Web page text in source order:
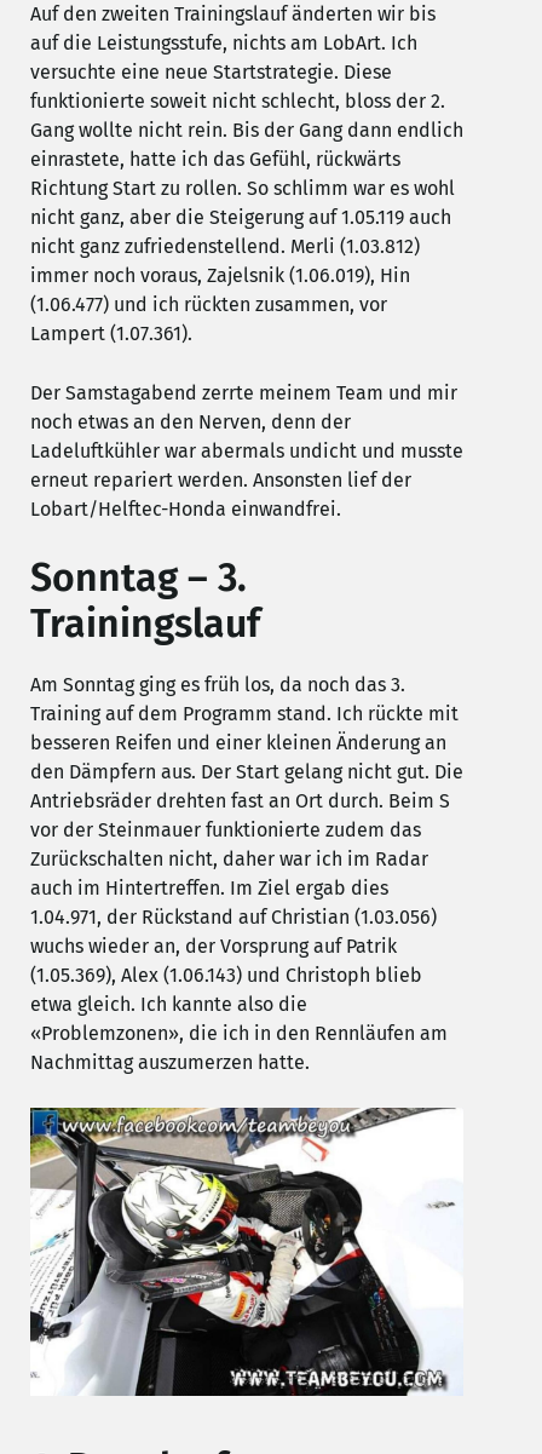
Auf den zweiten Trainingslauf änderten wir bis
auf die Leistungsstufe, nichts am LobArt. Ich
versuchte eine neue Startstrategie. Diese
funktionierte soweit nicht schlecht, bloss der 2.
Gang wollte nicht rein. Bis der Gang dann endlich
einrastete, hatte ich das Gefühl, rückwärts
Richtung Start zu rollen. So schlimm war es wohl
nicht ganz, aber die Steigerung auf 1.05.119 auch
nicht ganz zufriedenstellend. Merli (1.03.812)
immer noch voraus, Zajelsnik (1.06.019), Hin
(1.06.477) und ich rückten zusammen, vor
Lampert (1.07.361).
Der Samstagabend zerrte meinem Team und mir
noch etwas an den Nerven, denn der
Ladeluftkühler war abermals undicht und musste
erneut repariert werden. Ansonsten lief der
Lobart/Helftec-Honda einwandfrei.
Sonntag – 3.
Trainingslauf
Am Sonntag ging es früh los, da noch das 3.
Training auf dem Programm stand. Ich rückte mit
besseren Reifen und einer kleinen Änderung an
den Dämpfern aus. Der Start gelang nicht gut. Die
Antriebsräder drehten fast an Ort durch. Beim S
vor der Steinmauer funktionierte zudem das
Zurückschalten nicht, daher war ich im Radar
auch im Hintertreffen. Im Ziel ergab dies
1.04.971, der Rückstand auf Christian (1.03.056)
wuchs wieder an, der Vorsprung auf Patrik
(1.05.369), Alex (1.06.143) und Christoph blieb
etwa gleich. Ich kannte also die
«Problemzonen», die ich in den Rennläufen am
Nachmittag auszumerzen hatte.